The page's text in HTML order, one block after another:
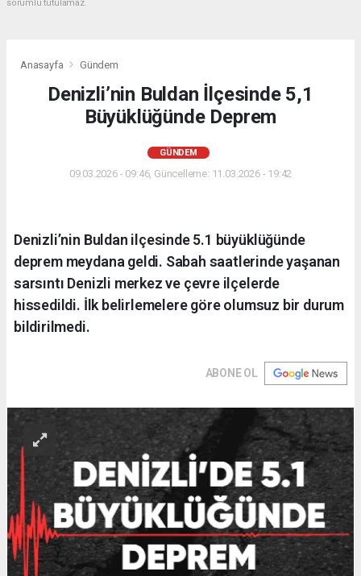
sorumlu tutulamaz.
Anasayfa Gündem
Denizli’nin Buldan İlçesinde 5,1
Büyüklüğünde Deprem
GÜNDEM
09.03.2026 - 09:46, Güncelleme: 11.03.2026 - 19:42
Denizli’nin Buldan ilçesinde 5.1 büyüklüğünde
deprem meydana geldi. Sabah saatlerinde yaşanan
sarsıntı Denizli merkez ve çevre ilçelerde
hissedildi. İlk belirlemelere göre olumsuz bir durum
bildirilmedi.
ABONE OL